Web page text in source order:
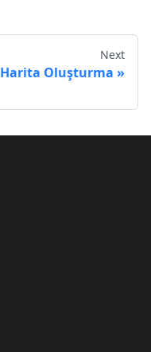
Next
Harita Oluşturma